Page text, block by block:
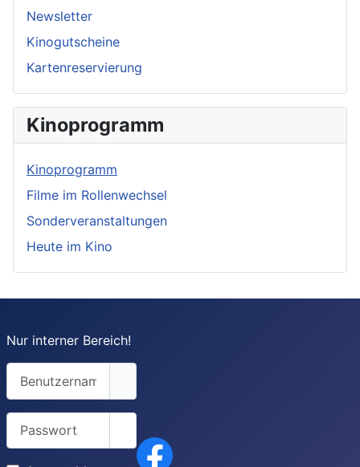
Newsletter
Kinogutscheine
Kartenreservierung
Kinoprogramm
Kinoprogramm
Filme im Rollenwechsel
Sonderveranstaltungen
Heute im Kino
Nur interner Bereich!
Passwort
Passwort anzeigen